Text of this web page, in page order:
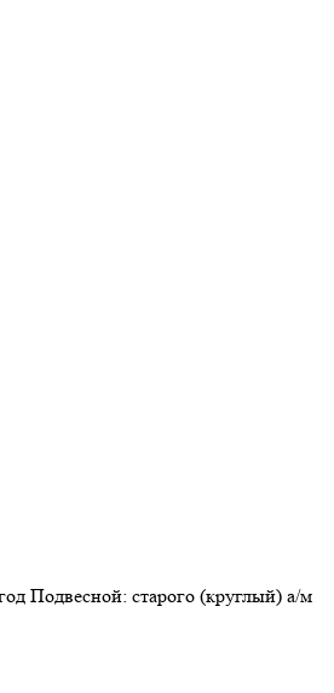
Подвесной: старого (круглый) а/м